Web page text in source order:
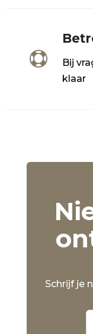

Bij
klaar
Schrijf je